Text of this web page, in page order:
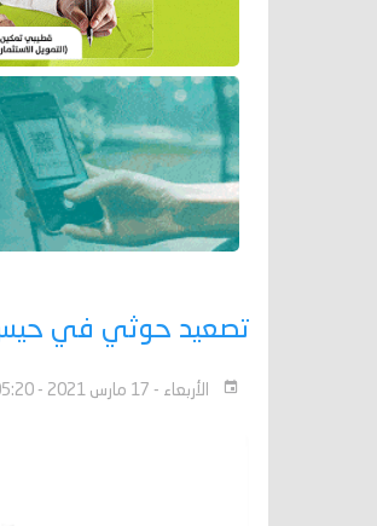
تصعيد حوثي في حيس
الأربعاء - 17 مارس 2021 - 05:20 م بتوقيت عدن